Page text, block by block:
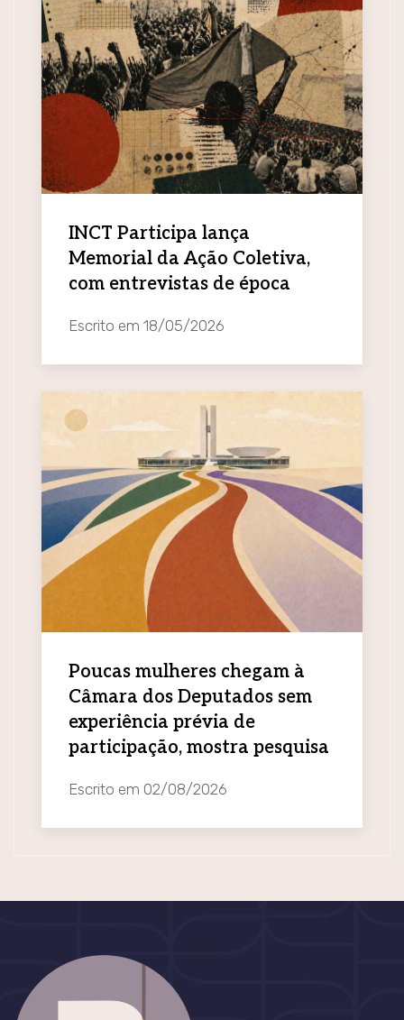
INCT Participa lança
Memorial da Ação Coletiva,
com entrevistas de época
Escrito em 18/05/2026
Poucas mulheres chegam à
Câmara dos Deputados sem
experiência prévia de
participação, mostra pesquisa
Escrito em 02/08/2026